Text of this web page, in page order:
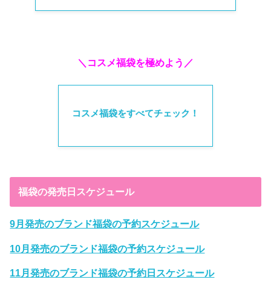
＼コスメ福袋を極めよう／
コスメ福袋をすべてチェック！
福袋の発売日スケジュール
9月発売のブランド福袋の予約スケジュール
10月発売のブランド福袋の予約スケジュール
11月発売のブランド福袋の予約日スケジュール